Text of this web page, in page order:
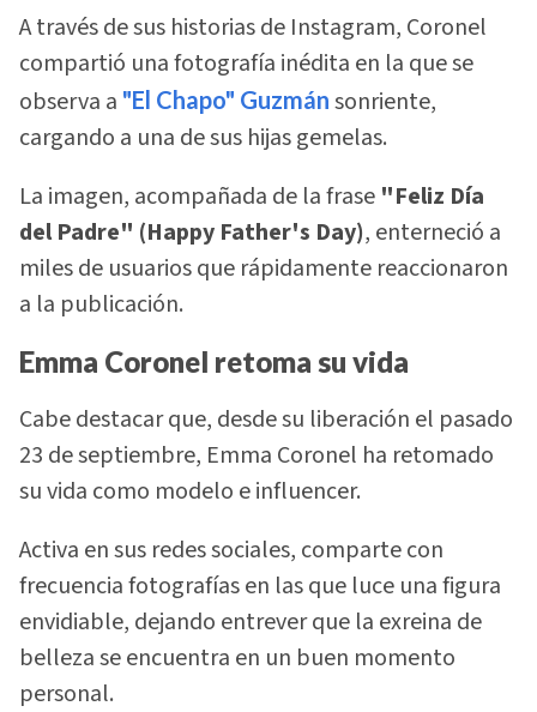
A través de sus historias de Instagram, Coronel
compartió una fotografía inédita en la que se
observa a "El Chapo" Guzmán sonriente,
cargando a una de sus hijas gemelas.
La imagen, acompañada de la frase "Feliz Día
del Padre" (Happy Father's Day), enterneció a
miles de usuarios que rápidamente reaccionaron
a la publicación.
Emma Coronel retoma su vida
Cabe destacar que, desde su liberación el pasado
23 de septiembre, Emma Coronel ha retomado
su vida como modelo e influencer.
Activa en sus redes sociales, comparte con
frecuencia fotografías en las que luce una figura
envidiable, dejando entrever que la exreina de
belleza se encuentra en un buen momento
personal.